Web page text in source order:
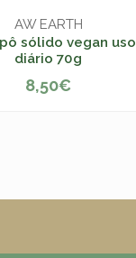
AW EARTH
sólido vegan uso
diário 70g
+
8,50€